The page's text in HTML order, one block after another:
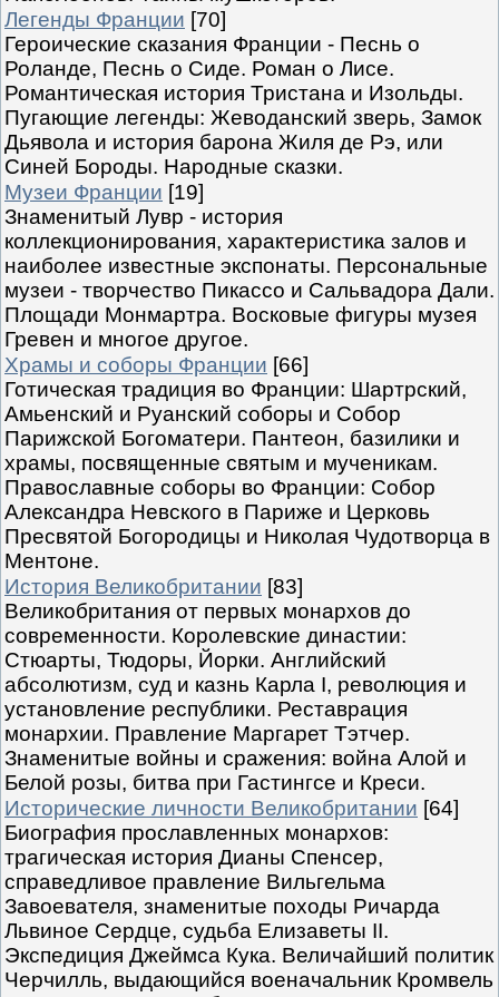
Легенды Франции [70]
Героические сказания Франции - Песнь о
Роланде, Песнь о Сиде. Роман о Лисе.
Романтическая история Тристана и Изольды.
Пугающие легенды: Жеводанский зверь, Замок
Дьявола и история барона Жиля де Рэ, или
Синей Бороды. Народные сказки.
Музеи Франции [19]
Знаменитый Лувр - история
коллекционирования, характеристика залов и
наиболее известные экспонаты. Персональные
музеи - творчество Пикассо и Сальвадора Дали.
Площади Монмартра. Восковые фигуры музея
Гревен и многое другое.
Храмы и соборы Франции [66]
Готическая традиция во Франции: Шартрский,
Амьенский и Руанский соборы и Собор
Парижской Богоматери. Пантеон, базилики и
храмы, посвященные святым и мученикам.
Православные соборы во Франции: Собор
Александра Невского в Париже и Церковь
Пресвятой Богородицы и Николая Чудотворца в
Ментоне.
История Великобритании [83]
Великобритания от первых монархов до
современности. Королевские династии:
Стюарты, Тюдоры, Йорки. Английский
абсолютизм, суд и казнь Карла I, революция и
установление республики. Реставрация
монархии. Правление Маргарет Тэтчер.
Знаменитые войны и сражения: война Алой и
Белой розы, битва при Гастингсе и Креси.
Исторические личности Великобритании [64]
Биография прославленных монархов:
трагическая история Дианы Спенсер,
справедливое правление Вильгельма
Завоевателя, знаменитые походы Ричарда
Львиное Сердце, судьба Елизаветы II.
Экспедиция Джеймса Кука. Величайший политик
Черчилль, выдающийся военачальник Кромвель